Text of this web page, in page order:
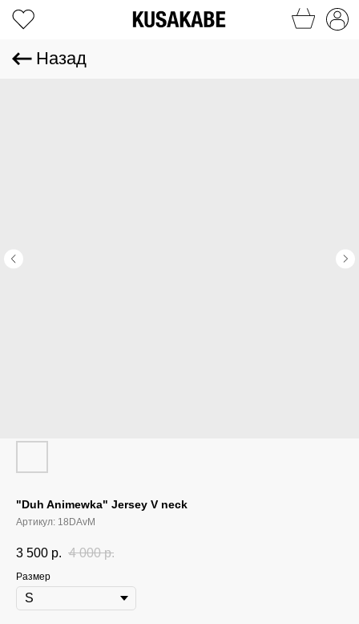
"Duh Animewka" Jersey V neck
Артикул: 18DAvM
3 500 р. 4 000 р.
Размер